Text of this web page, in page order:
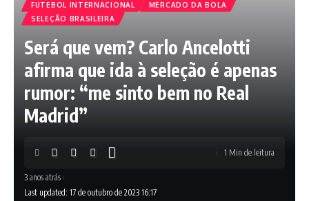
FUTEBOL INTERNACIONAL
MERCADO DA BOLA
SELEÇÃO BRASILEIRA
Será que vem? Carlo Ancelotti
afirma que ida à seleção é apenas
rumor: “me sinto bem no Real
Madrid”
Last updated: 17 de outubro de 2023 16:17
3 anos atrás
1 Min de leitura